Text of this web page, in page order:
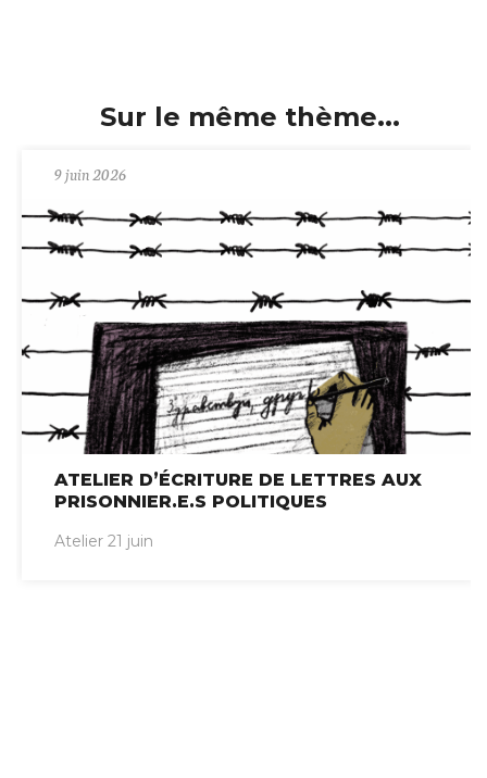
Sur le même thème...
9 juin 2026
ATELIER D’ÉCRITURE DE LETTRES AUX
PRISONNIER.E.S POLITIQUES
Atelier 21 juin